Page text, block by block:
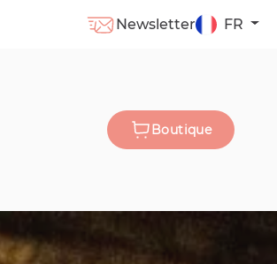
Newsletter FR
Boutique